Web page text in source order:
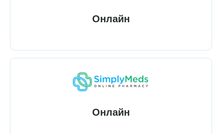
Онлайн
Онлайн